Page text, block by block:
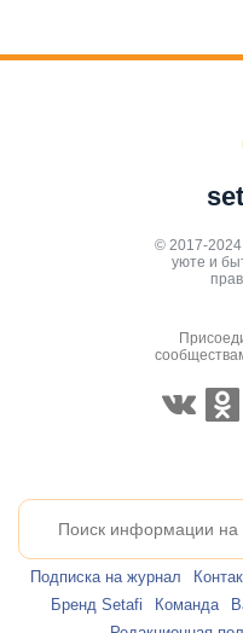
© 2017-
уюте и
Подписка на журнал
Бренд Setafi
Команда